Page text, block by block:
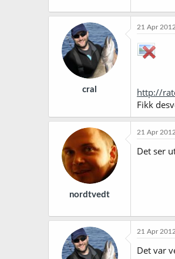
cral
21 Apr 2012
http://
Fikk
nordtvedt
21 Apr 2012
Det ser
21 Apr 2012
Det var